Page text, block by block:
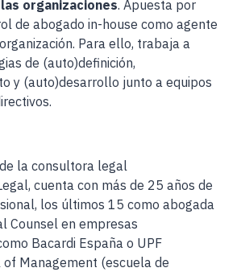
organizaciones. Apuesta por
de abogado in-house como agente
Para ello, trabaja a
de (auto)definición,
y (auto)desarrollo junto a equipos
la consultora legal
cuenta con más de 25 años de
los últimos 15 como abogada
Counsel en empresas
Bacardi España o UPF
of Management (escuela de